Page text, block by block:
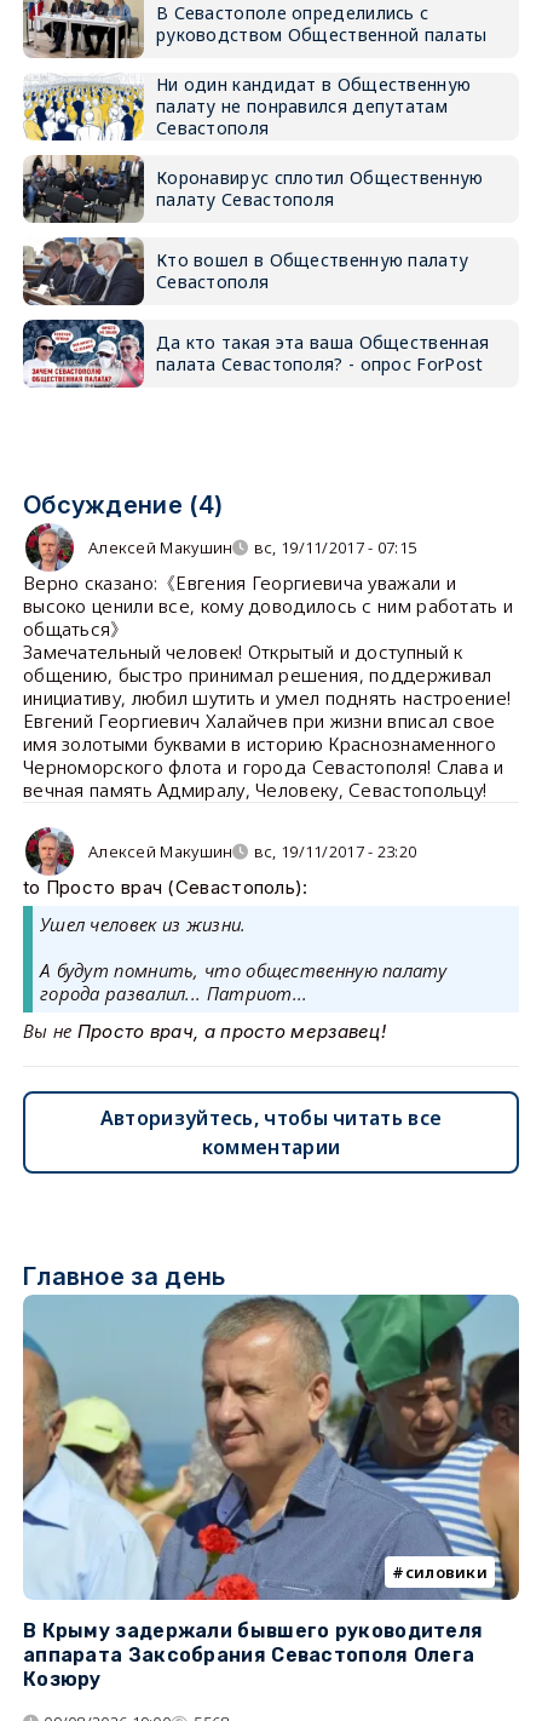
В Севастополе определились с
руководством Общественной палаты
Ни один кандидат в Общественную
палату не понравился депутатам
Севастополя
Коронавирус сплотил Общественную
палату Севастополя
Кто вошел в Общественную палату
Севастополя
Да кто такая эта ваша Общественная
палата Севастополя? - опрос ForPost
Обсуждение (4)
Алексей Макушин вс, 19/11/2017 - 07:15
Верно сказано:《Евгения Георгиевича уважали и
высоко ценили все, кому доводилось с ним работать и
общаться》
Замечательный человек! Открытый и доступный к
общению, быстро принимал решения, поддерживал
инициативу, любил шутить и умел поднять настроение!
Евгений Георгиевич Халайчев при жизни вписал свое
имя золотыми буквами в историю Краснознаменного
Черноморского флота и города Севастополя! Слава и
вечная память Адмиралу, Человеку, Севастопольцу!
Алексей Макушин вс, 19/11/2017 - 23:20
to Просто врач (Севастополь):
Ушел человек из жизни.
А будут помнить, что общественную палату
города развалил... Патриот...
Вы не Просто врач, а просто мерзавец!
Авторизуйтесь, чтобы читать все
комментарии
Главное за день
силовики
В Крыму задержали бывшего руководителя
аппарата Заксобрания Севастополя Олега
Козюру